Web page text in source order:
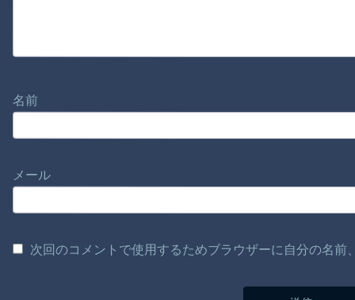
名前
メール
次回のコメントで使用するためブラウザーに自分の名